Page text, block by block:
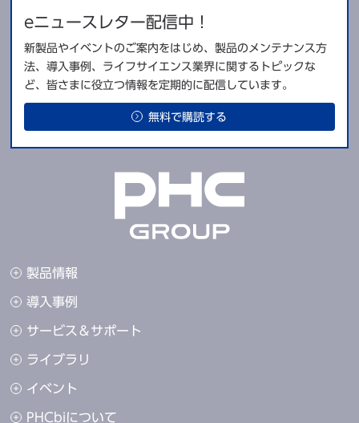
製品情報
導入事例
サービス＆サポート
ライブラリ
イベント
PHCbiについて
eニュースレター配信中！
新製品やイベントのご案内をはじめ、製品のメンテナンス方
法、導入事例、ライフサイエンス業界に関するトピックな
ど、皆さまに役立つ情報を定期的に配信しています。
無料で購読する